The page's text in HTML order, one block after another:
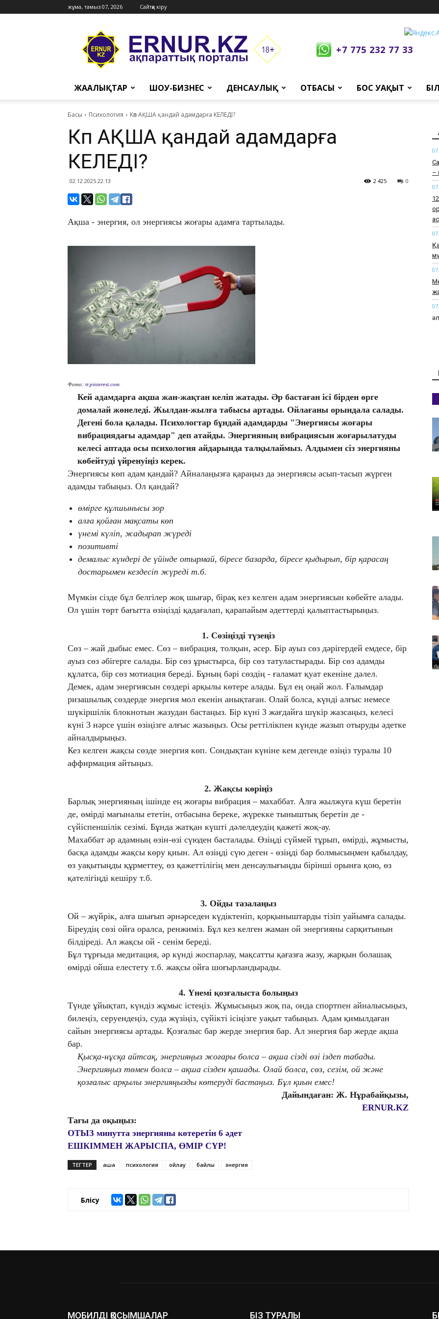
жұма, тамыз 07, 2026 Сайтқа кіру
Ernur
Press
+7 775 232 77 33
ЖАҢАЛЫҚТАР ШОУ-БИЗНЕС ДЕНСАУЛЫҚ ОТБАСЫ БОС УАҚЫТ
Басы Психология Көп АҚША қандай адамдарға КЕЛЕДІ?
Көп АҚША қандай адамдарға
КЕЛЕДІ?
02.12.2025 22:13 0
2 425
​Ақша - энергия, ол энергиясы жоғары адамға тартылады.
Фото: tr.pinterest.com
Кей адамдарға ақша жан-жақтан келіп жатады. Әр бастаған ісі бірден өрге
домалай жөнеледі. Жылдан-жылға табысы артады. Ойлағаны орындала салады.
Дегені бола қалады. Психологтар бұндай адамдарды "Энергиясы жоғары
вибрациядағы адамдар" деп атайды. Энергияның вибрациясын жоғарылатуды
келесі аптада осы психология айдарында талқылаймыз. Алдымен сіз энергияны
көбейтуді үйренуіңіз керек.
Энергиясы көп адам қандай? Айналаңызға қараңыз да энергиясы асып-тасып жүрген
адамды табыңыз. Ол қандай?
өмірге құлшынысы зор
алға қойған мақсаты көп
үнемі күліп, жадырап жүреді
позитивті
демалыс күндері де үйінде отырмай, біресе базарда, біресе қыдырып, бір қарасаң
достарымен кездесіп жүреді т.б.
Мүмкін сізде бұл белгілер жоқ шығар, бірақ кез келген адам энергиясын көбейте алады.
Ол үшін төрт бағытта өзіңізді қадағалап, қарапайым әдеттерді қалыптастырыңыз.
1. Сөзіңізді түзеңіз
Сөз – жай дыбыс емес. Сөз – вибрация, толқын, әсер. Бір ауыз сөз дәрігердей емдесе, бір
ауыз сөз әбігерге салады. Бір сөз ұрыстырса, бір сөз татуластырады. Бір сөз адамды
құлатса, бір сөз мотиация береді. Бұның бәрі сөздің - ғаламат қуат екеніне дәлел.
Демек, адам энергиясын сөздері арқылы көтере алады. Бұл ең оңай жол. Ғалымдар
ризашылық сөздерде энергия мол екенін анықтаған. Олай болса, күнді алғыс немесе
шүкіршілік блокнотын жазудан бастаңыз. Бір күні 3 жағдайға шүкір жазсаңыз, келесі
күні 3 нәрсе үшін өзіңізге алғыс жазыңыз. Осы реттілікпен күнде жазып отыруды әдетке
айналдырыңыз.
Кез келген жақсы сөзде энергия көп. Сондықтан күніне кем дегенде өзіңіз туралы 10
аффирмация айтыңыз.
2. Жақсы көріңіз
Барлық энергияның ішінде ең жоғары вибрация – махаббат. Алға жылжуға күш беретін
де, өмірді мағыналы ететін, отбасына береке, жүрекке тыныштық беретін де -
сүйіспеншілік сезімі. Бұнда жатқан күшті дәлелдеудің қажеті жоқ-ау.
Махаббат әр адамның өзін-өзі сүюден басталады. Өзіңді сүймей тұрып, өмірді, жұмысты,
басқа адамды жақсы көру қиын. Ал өзіңді сүю деген - өзіңді бар болмысыңмен қабылдау,
өз уақытыңды құрметтеу, өз қажеттілігің мен денсаулығыңды бірінші орынға қою, өз
қателігіңді кешіру т.б.
3. Ойды тазалаңыз
Ой – жүйрік, алға шығып әрнәрседен күдіктеніп, қорқыныштарды тізіп уайымға салады.
Біреудің сөзі ойға оралса, ренжиміз. Бұл кез келген жаман ой энергияны сарқитынын
білдіреді. Ал жақсы ой - сенім береді.
Бұл тұрғыда медитация, әр күнді жоспарлау, мақсатты қағазға жазу, жарқын болашақ
өмірді ойша елестету т.б. жақсы ойға шоғырландырады.
4. Үнемі қозғалыста болыңыз
Түнде ұйықтап, күндіз жұмыс істеңіз. Жұмысыңыз жоқ па, онда спортпен айналысыңыз,
билеңіз, серуендеңіз, суда жүзіңіз, сүйікті ісіңізге уақыт табыңыз. Адам қимылдаған
сайын энергиясы артады. Қозғалыс бар жерде энергия бар. Ал энергия бар жерде ақша
бар.
Қысқа-нұсқа айтсақ, энергияңыз жоғары болса – ақша сізді өзі іздеп табады.
Энергияңыз төмен болса – ақша сізден қашады. Олай болса, сөз, сезім, ой және
қозғалыс арқылы энергияңызды көтеруді бастаңыз. Бұл қиын емес!
Дайындаған: Ж. Нұрабайқызы,
ERNUR.KZ
Тағы да оқыңыз:
ОТЫЗ минутта энергияны көтеретін 6 әдет
ЕШКІММЕН ЖАРЫСПА, ӨМІР СҮР!
ТЕГТЕР ақша психология ойлау байлық энергия
Бөлісу
–
МОБИЛДІ ҚОСЫМШАЛАР БІЗ ТУРАЛЫ